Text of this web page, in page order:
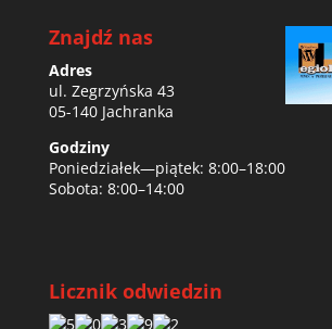
Znajdź nas
Adres
ul. Zegrzyńska 43
05-140 Jachranka
Godziny
Poniedziałek—piątek: 8:00–18:00
Sobota: 8:00–14:00
Licznik odwiedzin